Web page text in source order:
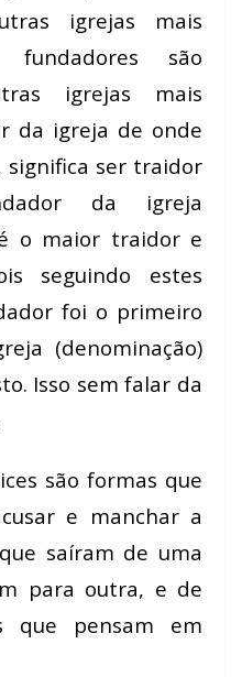
igrejas mais
são
igrejas mais
da igreja de onde
significa ser traidor
da igreja
o maior traidor e
seguindo estes
foi o primeiro
(denominação)
Isso sem falar da
são formas que
e manchar a
saíram de uma
para outra, e de
que pensam em